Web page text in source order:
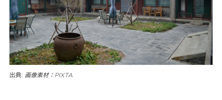
出典: 画像素材：PIXTA